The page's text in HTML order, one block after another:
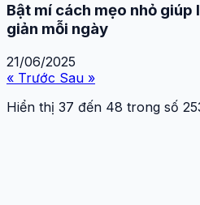
Bật mí cách mẹo nhỏ giúp
giản mỗi ngày
21/06/2025
« Trước Sau »
Hiển thị 37 đến 48 trong số